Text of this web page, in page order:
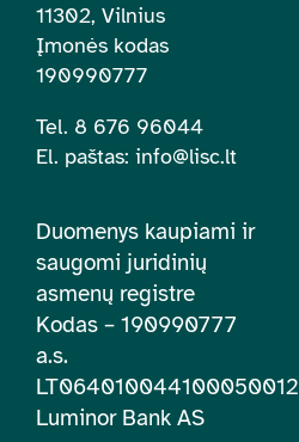
11302, Vilnius
Įmonės kodas
190990777
Tel. 8 676 96044
El. paštas: info@lisc.lt
Duomenys kaupiami ir
saugomi juridinių
asmenų registre
Kodas – 190990777
a.s.
LT064010044100050012
Luminor Bank AS